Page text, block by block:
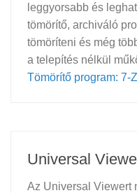
leggyorsabb és
tömörítő, archiváló
tömöríteni és még
a telepítés nélkül
Tömörítő program: 7-
Universal
Az Universal Viewert